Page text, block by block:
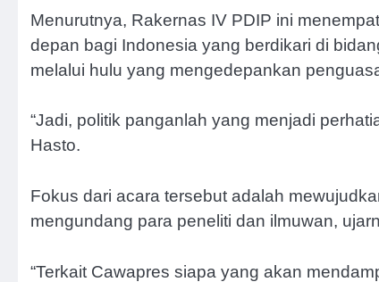
Menurutnya, Rakernas IV PDIP ini
depan bagi Indonesia yang berdikari di
melalui hulu yang mengedepankan
“Jadi, politik panganlah yang menjadi
Hasto.
Fokus dari acara tersebut adalah
mengundang para peneliti dan ilmuwan,
“Terkait Cawapres siapa yang akan